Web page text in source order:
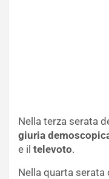
Nella terza serata
giuria
e il televoto.
Nella quarta